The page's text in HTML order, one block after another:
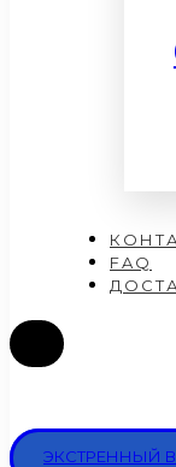
FAQ
ЭКСТРЕННЫЙ